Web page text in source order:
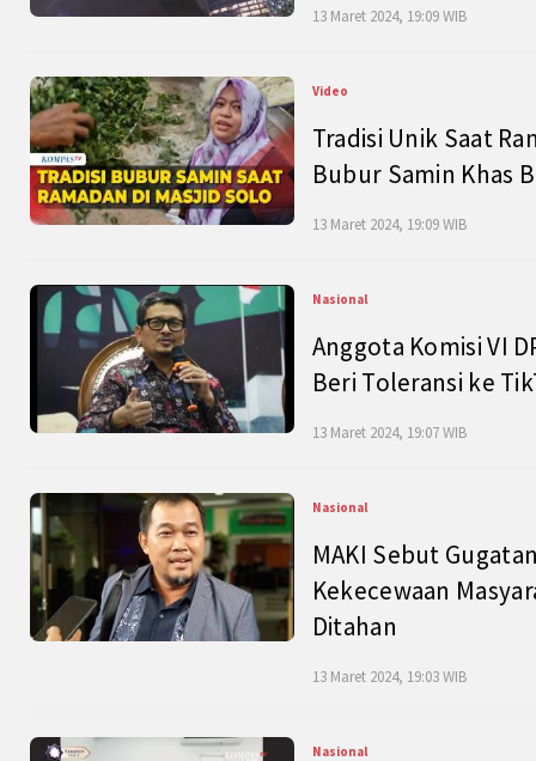
13 Maret 2024, 19:09 WIB
Video
Tradisi Unik Saat
Bubur Samin Khas
13 Maret 2024, 19:09 WIB
Nasional
Anggota Komisi VI
Beri Toleransi ke
13 Maret 2024, 19:07 WIB
Nasional
MAKI Sebut
Kekecewaan
Ditahan
13 Maret 2024, 19:03 WIB
Nasional